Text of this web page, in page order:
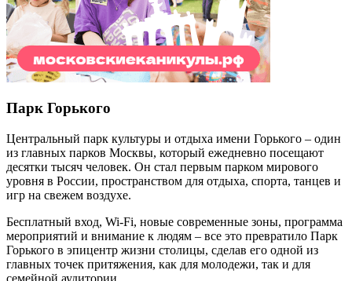
Парк Горького
Центральный парк культуры и отдыха имени Горького – один
из главных парков Москвы, который ежедневно посещают
десятки тысяч человек. Он стал первым парком мирового
уровня в России, пространством для отдыха, спорта, танцев и
игр на свежем воздухе.
Бесплатный вход, Wi-Fi, новые современные зоны, программа
мероприятий и внимание к людям – все это превратило Парк
Горького в эпицентр жизни столицы, сделав его одной из
главных точек притяжения, как для молодежи, так и для
семейной аудитории.